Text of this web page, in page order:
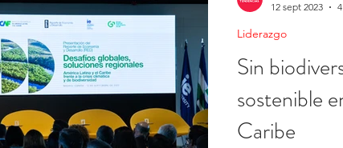
Sin
sostenible
Caribe
Liderazgo
12 sept 2023